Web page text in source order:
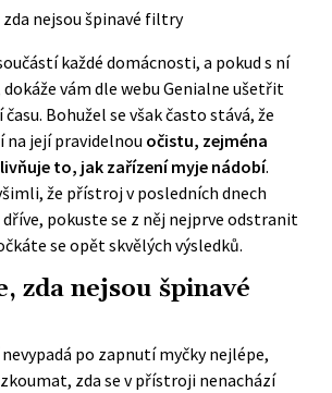
zda nejsou špinavé filtry
každé domácnosti, a pokud s ní
vám dle webu Genialne ušetřit
Bohužel se však často stává, že
na její pravidelnou očistu, zejména
to, jak zařízení myje nádobí.
že přístroj v posledních dnech
pokuste se z něj nejprve odstranit
se opět skvělých výsledků.
zda nejsou špinavé
po zapnutí myčky nejlépe,
zda se v přístroji nenachází